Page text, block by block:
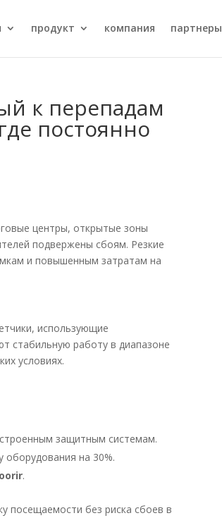
продукт компания партнеры
к перепадам
постоянно
центры, открытые зоны
подвержены сбоям. Резкие
и повышенным затратам на
использующие
стабильную работу в диапазоне
условиях.
защитным системам.
оборудования на 30%.
.
посещаемости без риска сбоев в